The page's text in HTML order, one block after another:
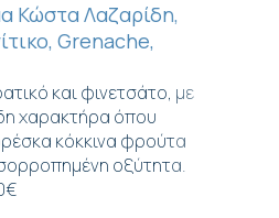
Κώστα Λαζαρίδη,
Grenache,
και φινετσάτο, με
χαρακτήρα όπου
κόκκινα φρούτα
οξύτητα.